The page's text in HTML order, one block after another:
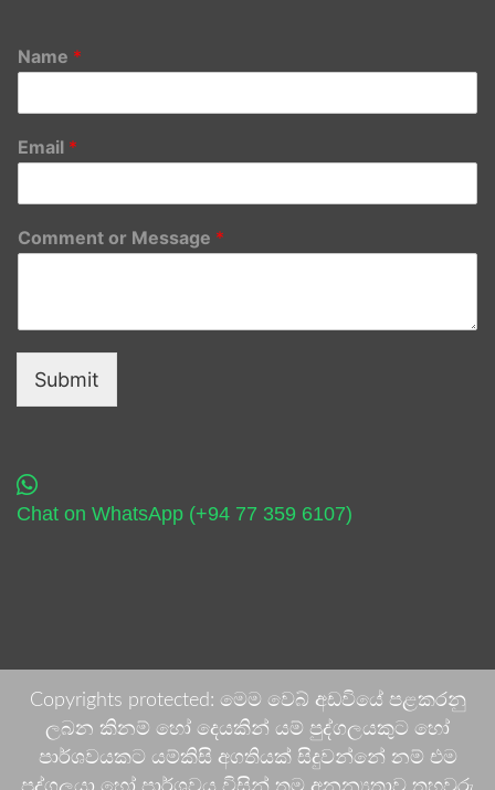
Name *
Email *
Comment or Message *
Submit
Chat on WhatsApp (+94 77 359 6107)
Copyrights protected: මෙම වෙබ් අඩවියේ පළකරනු
ලබන කිනම් හෝ දෙයකින් යම් පුද්ගලයකුට හෝ
පාර්ශවයකට යම්කිසි අගතියක් සිදුවන්නේ නම් එම